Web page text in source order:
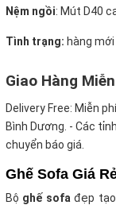
Nệm ngồi: Mút D40
Tình trạng: hàng
Giao Hàng
Delivery Free: Miễn
Bình Dương. - Các
chuyển báo giá.
Ghế Sofa Giá
Bộ ghế sofađẹp tạo